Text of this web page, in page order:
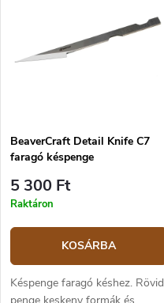
BeaverCraft Detail Knife C7
faragó késpenge
5 300 Ft
Raktáron
KOSÁRBA
Késpenge faragó késhez. Rövid